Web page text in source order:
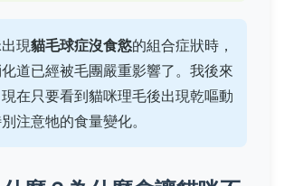
現貓毛球症沒食慾的組合症狀時，
道已經被毛團嚴重影響了。我後來
在只要看到貓咪理毛後出現乾嘔動
注意牠的食量變化。